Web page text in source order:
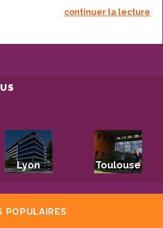
continuer la lecture
Lyon Toulouse
POPULAIRES